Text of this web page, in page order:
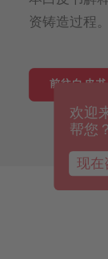
资铸造过程。
前往白皮书
欢迎
帮您？
现在